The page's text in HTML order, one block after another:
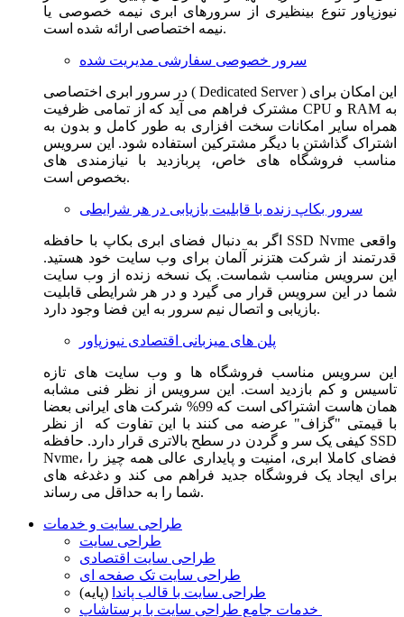
نیوزپاور تنوع بینظیری از سرورهای ابری نیمه خصوصی یا
نیمه اختصاصی ارائه شده است.
سرور خصوصی سفارشی مدیریت شده
در سرور ابری اختصاصی ( Dedicated Server ) این امکان برای
مشترک فراهم می آید که از تمامی ظرفیت CPU و RAM به
همراه سایر امکانات سخت افزاری به طور کامل و بدون به
اشتراک گذاشتن با دیگر مشترکین استفاده شود. این سرویس
مناسب فروشگاه های خاص، پربازدید با نیازمندی های
بخصوص است.
سرور بکاپ زنده با قابلیت بازیابی در هر شرایطی
اگر به دنبال فضای ابری بکاپ با حافظه SSD Nvme واقعی
قدرتمند از شرکت هتزنر آلمان برای وب سایت خود هستید.
این سرویس مناسب شماست. یک نسخه زنده از وب سایت
شما در این سرویس قرار می گیرد و در هر شرایطی قابلیت
بازیابی و اتصال نیم سرور به این فضا وجود دارد.
پلن های میزبانی اقتصادی نیوزپاور
این سرویس مناسب فروشگاه ها و وب سایت های تازه
تاسیس و کم بازدید است. این سرویس از نظر فنی مشابه
همان هاست اشتراکی است که 99% شرکت های ایرانی بعضا
با قیمتی "گزاف" عرضه می کنند با این تفاوت که از نظر
کیفی یک سر و گردن در سطح بالاتری قرار دارد. حافظه SSD
Nvme، فضای کاملا ابری، امنیت و پایداری عالی همه چیز را
برای ایجاد یک فروشگاه جدید فراهم می کند و دغدغه های
شما را به حداقل می رساند.
طراحی سایت و خدمات
طراحی سایت
طراحی سایت اقتصادی
طراحی سایت تک صفحه ای
طراحی سایت با قالب پاندا (پایه)